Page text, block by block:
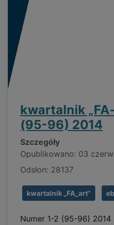
kwartalnik
(95-96) 2014
Szczegóły
Opublikowano: 03
Odsłon: 28137
kwartalnik „FA_art”
Numer 1-2 (95-96)